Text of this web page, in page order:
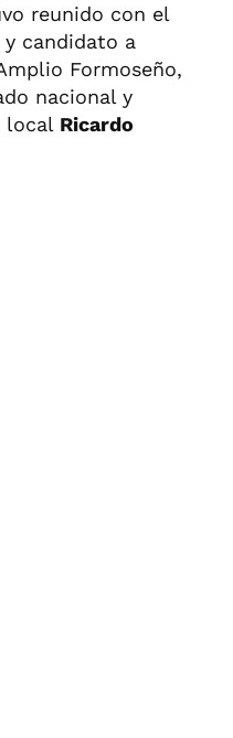
reunido con el
candidato a
Formoseño,
nacional y
local Ricardo